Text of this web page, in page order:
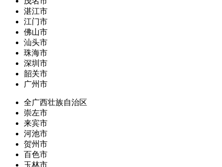
湛江市
江门市
佛山市
汕头市
珠海市
深圳市
韶关市
广州市
全广西壮族自治区
崇左市
来宾市
河池市
贺州市
百色市
玉林市